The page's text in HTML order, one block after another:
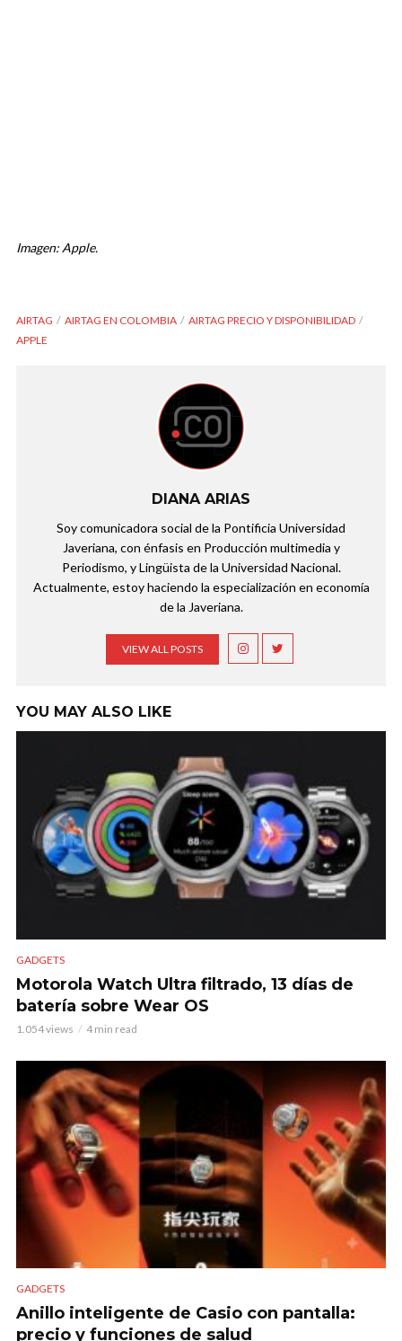
Imagen: Apple.
AIRTAG AIRTAG EN COLOMBIA
AIRTAG PRECIO Y DISPONIBILIDAD
APPLE
DIANA ARIAS
Soy comunicadora social de la Pontificia Universidad
Javeriana, con énfasis en Producción multimedia y
Periodismo, y Lingüista de la Universidad Nacional.
Actualmente, estoy haciendo la especialización en economía
de la Javeriana.
VIEW ALL POSTS
YOU MAY ALSO LIKE
GADGETS
Motorola Watch Ultra filtrado, 13 días de
batería sobre Wear OS
1.054 views 4 min read
GADGETS
Anillo inteligente de Casio con pantalla:
precio y funciones de salud